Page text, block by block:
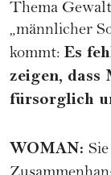
Thema
„männlicher
kommt: Es
zeigen, dass
fürsorglich
WOMAN: